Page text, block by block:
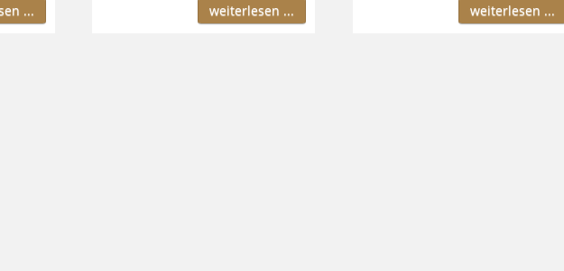
... weiterlesen ... weiterlesen ...